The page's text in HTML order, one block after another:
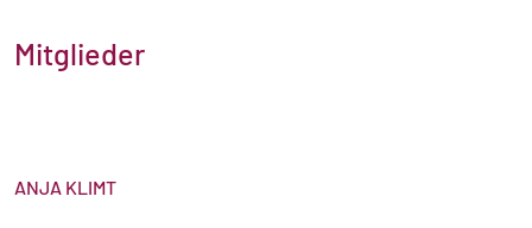
Mitglieder
ANJA KLIMT